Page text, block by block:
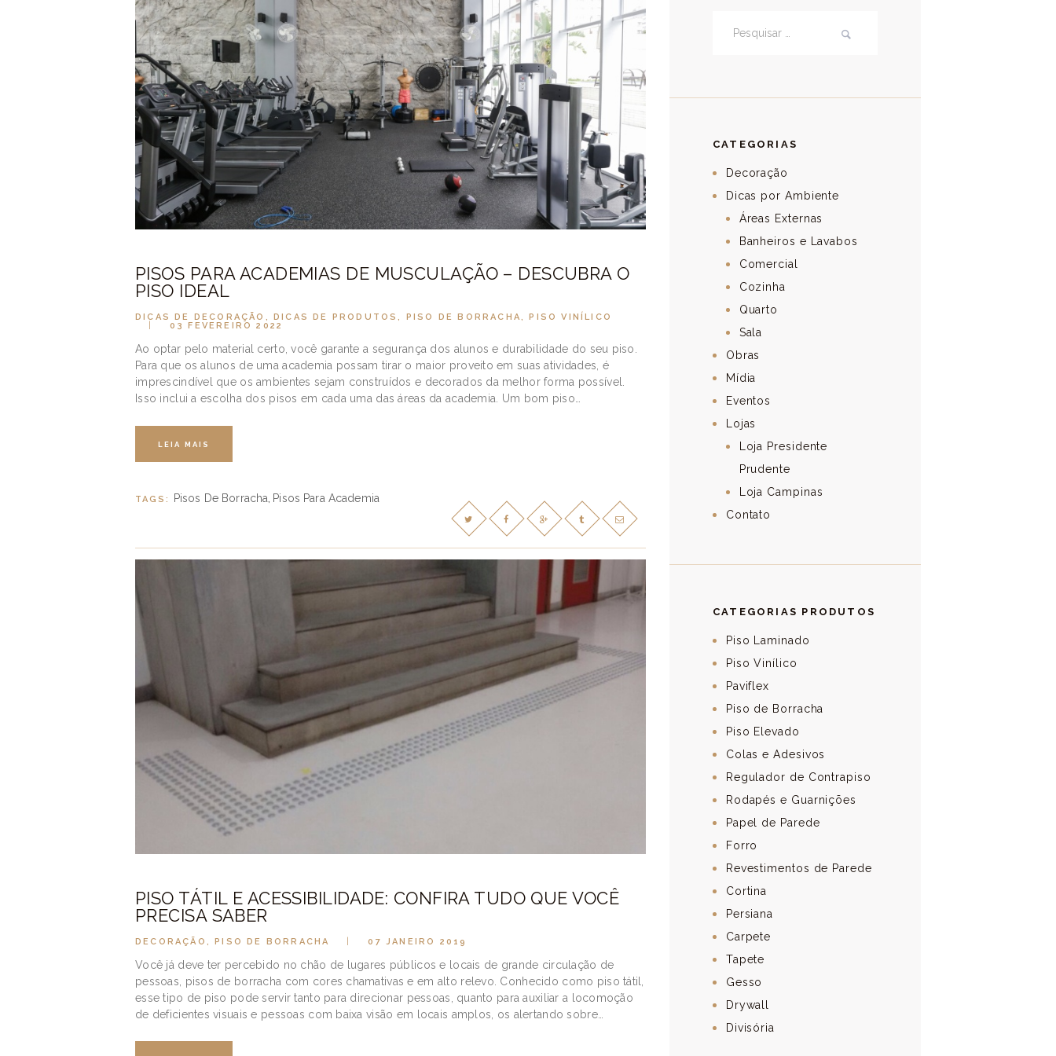
PISOS PARA ACADEMIAS DE MUSCULAÇÃO – DESCUBRA O
PISO IDEAL
DICAS DE DECORAÇÃO ,DICAS DE PRODUTOS, PISO DE BORRACHA,PISO VINÍLICO
03 FEVEREIRO 2022
Ao optar pelo material certo, você garante a segurança dos alunos e durabilidade do seu piso.
Para que os alunos de uma academia possam tirar o maior proveito em suas atividades, é
imprescindível que os ambientes sejam construídos e decorados da melhor forma possível.
Isso inclui a escolha dos pisos em cada uma das áreas da academia. Um bom piso…
LEIA MAIS
TAGS: Pisos De Borracha, Pisos Para Academia
PISO TÁTIL E ACESSIBILIDADE: CONFIRA TUDO QUE VOCÊ
PRECISA SABER
DECORAÇÃO ,PISO DE BORRACHA 07 JANEIRO 2019
Você já deve ter percebido no chão de lugares públicos e locais de grande circulação de
pessoas, pisos de borracha com cores chamativas e em alto relevo. Conhecido como piso tátil,
esse tipo de piso pode servir tanto para direcionar pessoas, quanto para auxiliar a locomoção
de deficientes visuais e pessoas com baixa visão em locais amplos, os alertando sobre…
CATEGORIAS
Decoração
Dicas por Ambiente
Áreas Externas
Banheiros e Lavabos
Comercial
Cozinha
Quarto
Sala
Obras
Mídia
Eventos
Lojas
Loja Presidente
Prudente
Loja Campinas
Contato
CATEGORIAS PRODUTOS
Piso Laminado
Piso Vinílico
Paviflex
Piso de Borracha
Piso Elevado
Colas e Adesivos
Regulador de Contrapiso
Rodapés e Guarnições
Papel de Parede
Forro
Revestimentos de Parede
Cortina
Persiana
Carpete
Tapete
Gesso
Drywall
Divisória